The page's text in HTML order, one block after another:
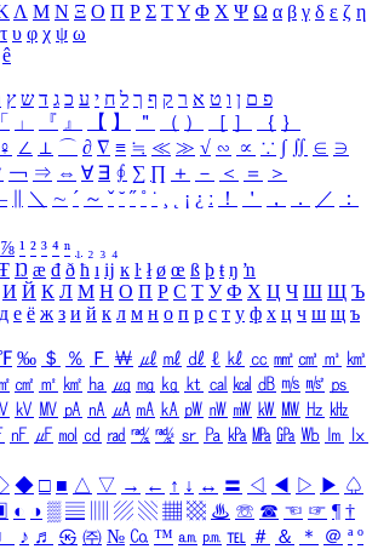
Λ Μ Ν Ξ Ο Π Ρ Σ ΤΥ Φ Χ Ψ Ω α β γ δ ε ζ η
τ υ φ χ ψ ω
ê
פ ם ן ו ט א ר ק ף ך ל ח י ע כ ג ד ש ץ
「 」 『 』 【 】 ＂ （ ） ［ ］ ｛ ｝
♀ ∠ ⊥ ⌒ ∂ ∇ ≡ ≒ ≪ ≫ √ ∽ ∝ ∵ ∫ ∬ ∈ ∋
￢ ⇒ ⇔ ∀ ∃ ∮ ∑ ∏ ＋ － ＜ ＝
＞
＼ ∼ ´ ～ ˇ ˘ ˝ ˚ ˙ ¸ ¡ ¿ ː ！ ＇ ， ． ／
：
⅞ ¹ ² ³ ⁴ ⁿ ₁ ₂ ₃ ₄
Ŋ æ đ ð ħ ı ĳ ĸ ŀ ł ø œ ß þ ŧ ŋ ŉ
И Й К Л М Н О П Р С Т У Ф Х Ц Ч Ш Щ Ъ
д е ё ж з и й к л м н о п р с т у ф х ц ч ш щ ъ
‰ ＄ ％ Ｆ ￦ ㎕ ㎖ ㎗ ℓ ㎘ ㏄ ㎣ ㎤ ㎥ ㎦
㎠ ㎡ ㎢ ㏊ ㎍ ㎎ ㎏ ㏏ ㎈ ㎉ ㏈ ㎧ ㎨ ㎰
㎸ ㎹ ㎀ ㎁ ㎂ ㎃ ㎄ ㎺ ㎻ ㎽ ㎾ ㎿ ㎐ ㎑
㎋ ㎌ ㏖ ㏅ ㎭ ㎮ ㎯ ㏛ ㎩ ㎪ ㎫ ㎬ ㏝ ㏐
㏓
◆ □ ■ △ ▽ → ← ↑ ↓ ↔ 〓 ◁ ◀ ▷ ▶ ♤
◐ ◑ ▒ ▤ ▨ ▧ ▦ ▩ ♨ ☏ ☎ ☜ ☞ ¶ †
♪ ♬ ㉿ ㈜ № ㏇ ™ ㏂ ㏘ ℡ ＃ ＆ ＊ ＠ ª º